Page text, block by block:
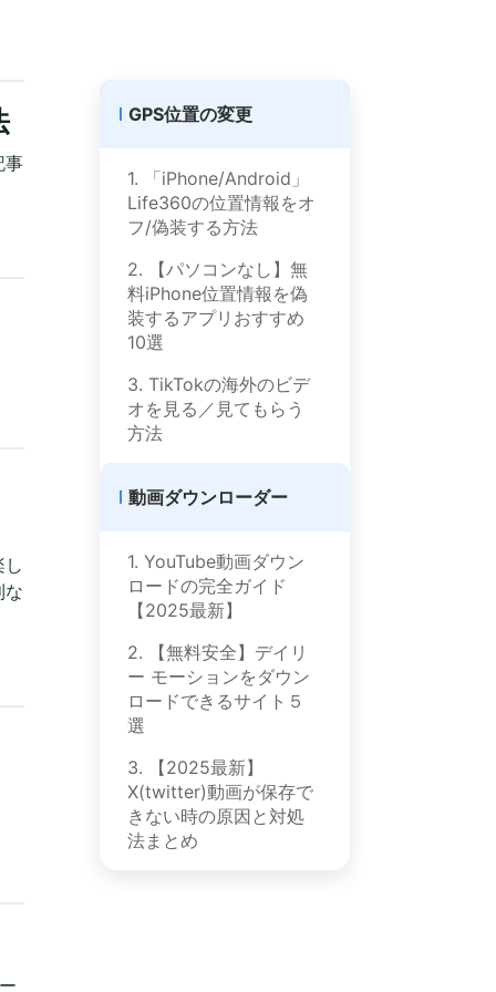
事
な
GPS位置の変更
1. 「iPhone/Android」
Life360の位置情報をオ
フ/偽装する方法
2. 【パソコンなし】無
料iPhone位置情報を偽
装するアプリおすすめ
10選
3. TikTokの海外のビデ
オを見る／見てもらう
方法
動画ダウンローダー
1. YouTube動画ダウン
ロードの完全ガイド
【2025最新】
2. 【無料安全】デイリ
ー モーションをダウン
ロードできるサイト５
選
3. 【2025最新】
X(twitter)動画が保存で
きない時の原因と対処
法まとめ